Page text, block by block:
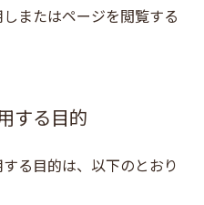
またはページを閲覧する
する目的
る目的は、以下のとおり